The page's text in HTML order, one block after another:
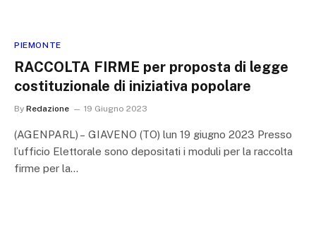
PIEMONTE
RACCOLTA FIRME per proposta di legge
costituzionale di iniziativa popolare
By Redazione 19 Giugno 2023
(AGENPARL) – GIAVENO (TO) lun 19 giugno 2023 Presso
l’ufficio Elettorale sono depositati i moduli per la raccolta
firme per la…